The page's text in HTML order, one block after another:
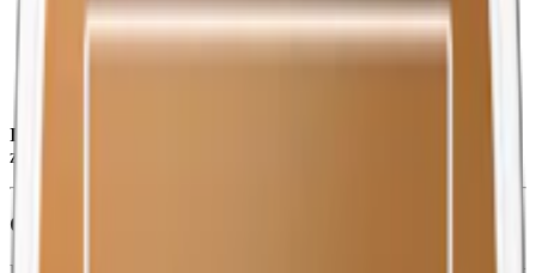
Styrka:nikotinfritt
Ingredienser:
zink, steviolglykosider, vitamin D3, vitamin B12 samt aromer.
Om LEWA Apple Spruce Nikotinfri